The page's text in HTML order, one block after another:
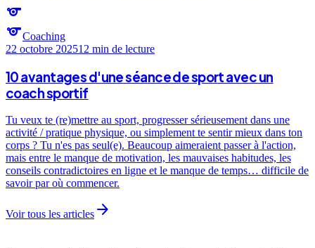
sports
sportsCoaching
22 octobre 202512 min de lecture
10 avantages d'une séance de sport avec un
coach sportif
Tu veux te (re)mettre au sport, progresser sérieusement dans une
activité / pratique physique, ou simplement te sentir mieux dans ton
corps ? Tu n'es pas seul(e). Beaucoup aimeraient passer à l'action,
mais entre le manque de motivation, les mauvaises habitudes, les
conseils contradictoires en ligne et le manque de temps… difficile de
savoir par où commencer.
Voir tous les articles arrow_forward